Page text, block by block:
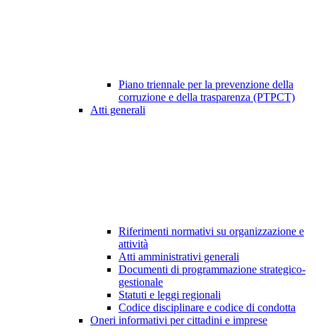
Piano triennale per la prevenzione della
corruzione e della trasparenza (PTPCT)
Atti generali
Riferimenti normativi su organizzazione e
attività
Atti amministrativi generali
Documenti di programmazione strategico-
gestionale
Statuti e leggi regionali
Codice disciplinare e codice di condotta
Oneri informativi per cittadini e imprese